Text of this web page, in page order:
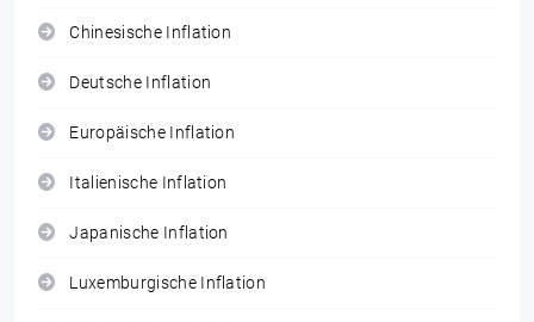
Chinesische Inflation
Deutsche Inflation
Europäische Inflation
Italienische Inflation
Japanische Inflation
Luxemburgische Inflation